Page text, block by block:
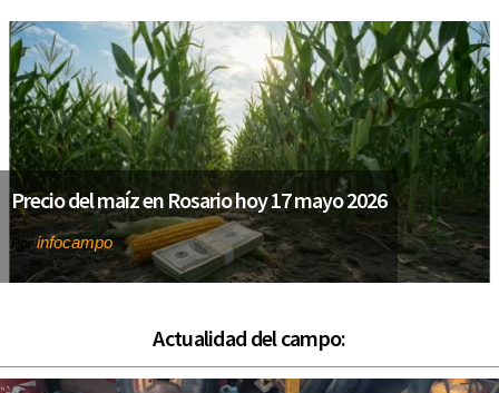
Precio del maíz en Rosario hoy 17 mayo 2026
Porinfocampo
Actualidad del campo: